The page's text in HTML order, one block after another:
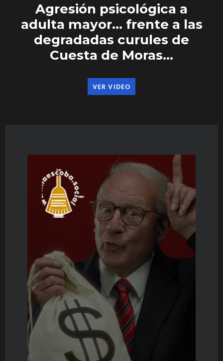
Agresión psicológica a
adulta mayor… frente a las
degradadas curules de
Cuesta de Moras…
VER VIDEO